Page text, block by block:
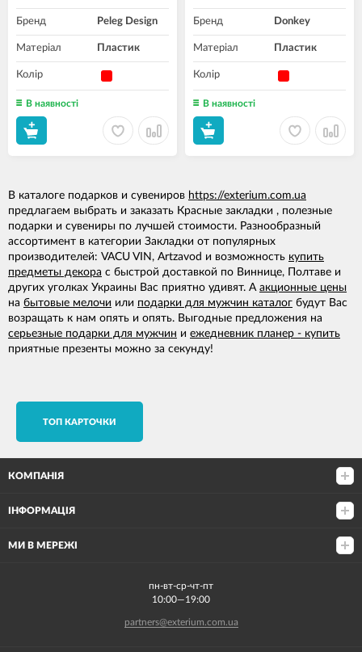
Бренд Peleg Design
Матеріал Пластик
Колір
В наявності
Бренд Donkey
Матеріал Пластик
Колір
В наявності
В каталоге подарков и сувениров https://exterium.com.ua
предлагаем выбрать и заказать Красные закладки , полезные
подарки и сувениры по лучшей стоимости. Разнообразный
ассортимент в категории Закладки от популярных
производителей: VACU VIN, Artzavod и возможность купить
предметы декора с быстрой доставкой по Виннице, Полтаве и
других уголках Украины Вас приятно удивят. А акционные цены
на бытовые мелочи или подарки для мужчин каталог будут Вас
возращать к нам опять и опять. Выгодные предложения на
серьезные подарки для мужчин и ежедневник планер - купить
приятные презенты можно за секунду!
TОП КАРТОЧКИ
КОМПАНІЯ
ІНФОРМАЦІЯ
МИ В МЕРЕЖІ
пн-вт-ср-чт-пт
10:00—19:00
partners@exterium.com.ua